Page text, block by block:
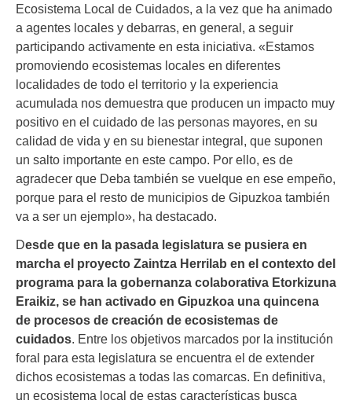
Ecosistema Local de Cuidados, a la vez que ha animado
a agentes locales y debarras, en general, a seguir
participando activamente en esta iniciativa. «Estamos
promoviendo ecosistemas locales en diferentes
localidades de todo el territorio y la experiencia
acumulada nos demuestra que producen un impacto muy
positivo en el cuidado de las personas mayores, en su
calidad de vida y en su bienestar integral, que suponen
un salto importante en este campo. Por ello, es de
agradecer que Deba también se vuelque en ese empeño,
porque para el resto de municipios de Gipuzkoa también
va a ser un ejemplo», ha destacado.
Desde que en la pasada legislatura se pusiera en
marcha el proyecto Zaintza Herrilab en el contexto del
programa para la gobernanza colaborativa Etorkizuna
Eraikiz, se han activado en Gipuzkoa una quincena
de procesos de creación de ecosistemas de
cuidados. Entre los objetivos marcados por la institución
foral para esta legislatura se encuentra el de extender
dichos ecosistemas a todas las comarcas. En definitiva,
un ecosistema local de estas características busca